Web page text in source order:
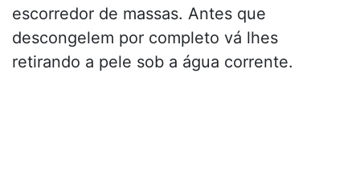
escorredor de massas. Antes que
descongelem por completo vá lhes
retirando a pele sob a água corrente.